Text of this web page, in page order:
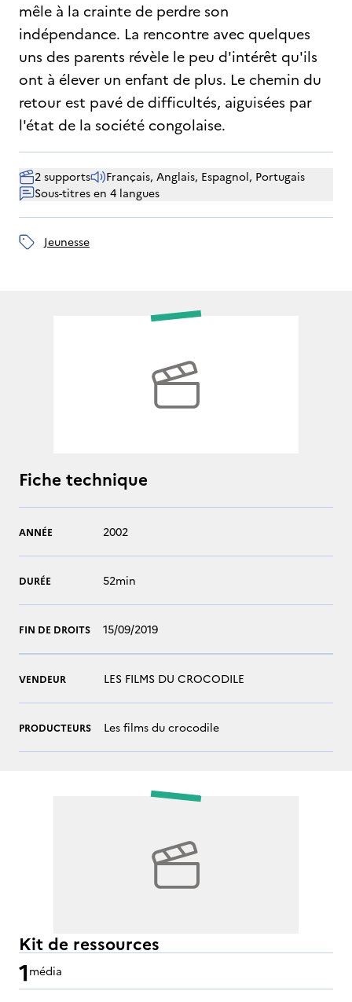
mêle à la crainte de perdre son
indépendance. La rencontre avec quelques
uns des parents révèle le peu d'intérêt qu'ils
ont à élever un enfant de plus. Le chemin du
retour est pavé de difficultés, aiguisées par
l'état de la société congolaise.
2 supports
Français, Anglais, Espagnol, Portugais
Sous-titres en 4 langues
jeunesse
Fiche technique
ANNÉE 2002
DURÉE 52min
FIN DE DROITS 15/09/2019
VENDEUR LES FILMS DU CROCODILE
PRODUCTEURS Les films du crocodile
Kit de ressources
1média